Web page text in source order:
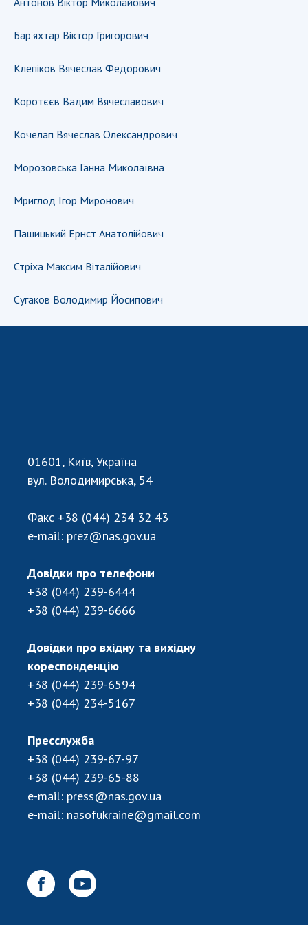
Відкрита наука в НАН України
Робота з молоддю
МІЖНАРОДНЕ СПІВРОБІТНИЦТВО
Членство в міжнародних організаціях
Міжнародні програми та конкурси
ДОКУМЕНТИ
Державний бюджет НАН України
Вибори до складу НАН України
КОНТАКТИ
ПРОФСПІЛКА НАН УКРАЇНИ
КАБІНЕТ
Бар'яхтар Віктор Григорович
Клепіков Вячеслав Федорович
Коротєєв Вадим Вячеславович
Кочелап Вячеслав Олександрович
Морозовська Ганна Миколаївна
Мриглод Ігор Миронович
Пашицький Ернст Анатолійович
Стріха Максим Віталійович
Сугаков Володимир Йосипович
01601, Київ, Україна
вул. Володимирська, 54
Факс +38 (044) 234 32 43
e-mail: prez@nas.gov.ua
Довідки про телефони
+38 (044) 239-6444
+38 (044) 239-6666
Довідки про вхідну та вихідну
кореспонденцію
+38 (044) 239-6594
+38 (044) 234-5167
Пресслужба
+38 (044) 239-67-97
+38 (044) 239-65-88
e-mail: press@nas.gov.ua
e-mail: nasofukraine@gmail.com